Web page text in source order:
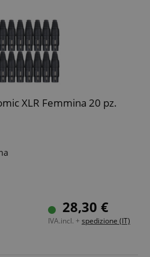
XLR Femmina 20 pz.
a fascetta
28,30 €
IVA.incl. + spedizione (IT)